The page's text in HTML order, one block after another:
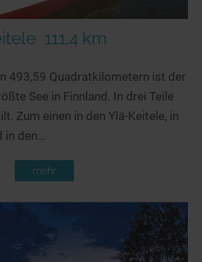
111,4 km
493,59 Quadratkilometern ist der
See in Finnland. In drei Teile
Zum einen in den Ylä-Keitele, in
in den...
mehr